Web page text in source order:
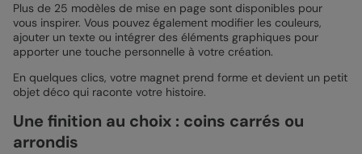
Plus de 25 modèles de mise en page sont disponibles pour
vous inspirer. Vous pouvez également modifier les couleurs,
ajouter un texte ou intégrer des éléments graphiques pour
apporter une touche personnelle à votre création.
En quelques clics, votre magnet prend forme et devient un petit
objet déco qui raconte votre histoire.
Une finition au choix : coins carrés ou
arrondis